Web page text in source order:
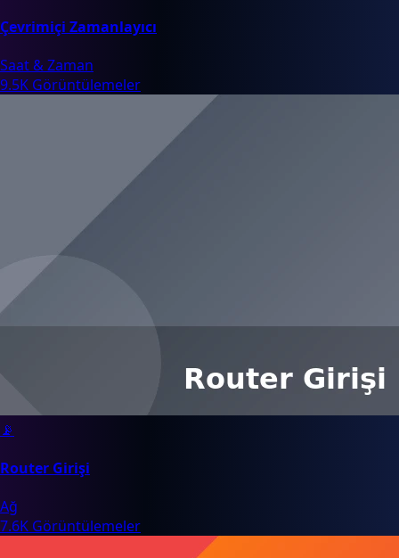
Çevrimiçi Zamanlayıcı
Saat & Zaman
9.5K Görüntülemeler
📡
Router Girişi
Ağ
7.6K Görüntülemeler